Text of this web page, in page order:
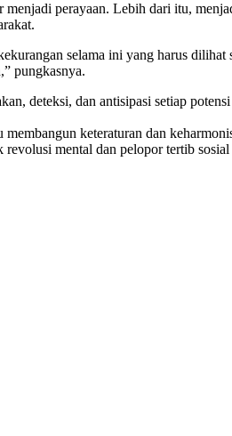
perayaan. Lebih dari itu,
selama ini yang harus
pungkasnya.
deteksi, dan antisipasi setiap
keteraturan dan
mental dan pelopor tertib